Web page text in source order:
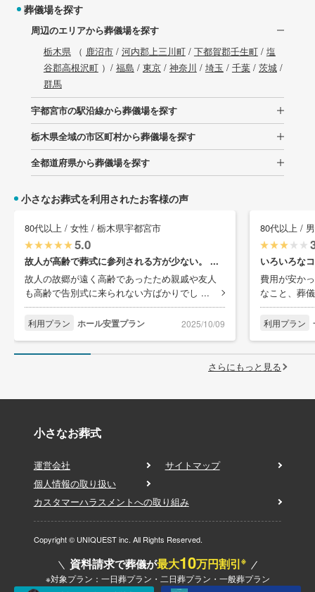
葬儀場を探す
周辺のエリアから葬儀場を探す
栃木県（ 鹿沼市/ 河内郡上三川町/ 下都賀郡壬生町/ 塩
谷郡高根沢町）/ 福島 / 東京/ 神奈川 / 埼玉 / 千葉/ 茨城/
群馬
宇都宮市の駅沿線から葬儀場を探す
栃木県全域の市区町村から葬儀場を探す
全都道府県から葬儀場を探す
小さなお葬式を利用されたお客様の声
80代以上 / 女性 / 栃木県宇都宮市
5.0
故人が高齢で葬式に参列される方が少ない。 ...
故人の故郷が遠く高齢であったため親戚や友人
も高齢で告別式に来られない方ばかりでし ...
利用プラン ホール安置プラン 2025/10/09
80代以上 /
いろいろな
費用が安か
なこと、葬
利用プラン
さらにもっと見る
小さなお葬式
運営会社
サイトマップ
個人情報の取り扱い
カスタマーハラスメントへの取り組み
Copyright © UNIQUEST inc. All Rights Reserved.
資料請求で葬儀が最大10万円割引※
※対象プラン：一日葬プラン・二日葬プラン・一般葬プラン